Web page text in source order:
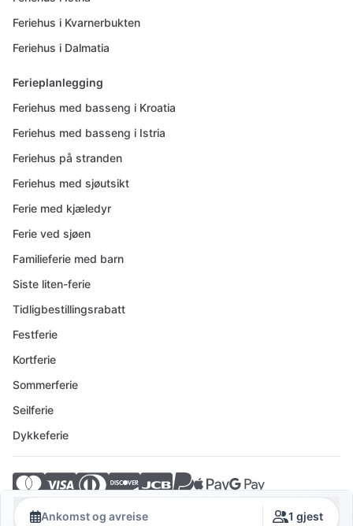
Ankomst og avreise 1 gjest
Feriehus i Kvarnerbukten
Feriehus i Dalmatia
Ferieplanlegging
Feriehus med basseng i Kroatia
Feriehus med basseng i Istria
Feriehus på stranden
Feriehus med sjøutsikt
Ferie med kjæledyr
Ferie ved sjøen
Familieferie med barn
Siste liten-ferie
Tidligbestillingsrabatt
Festferie
Kortferie
Sommerferie
Seilferie
Dykkeferie
© 2026 Crovillas GmbH